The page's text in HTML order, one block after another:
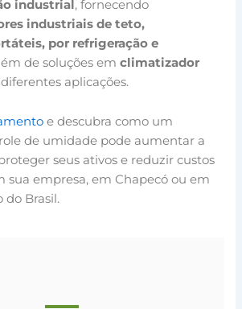
industrial, fornecendo
industriais de teto,
por refrigeração e
de soluções emclimatizador
aplicações.
e descubra como um
de umidade pode aumentar a
seus ativos e reduzir custos
sua empresa, em Chapecó ou em
do Brasil.